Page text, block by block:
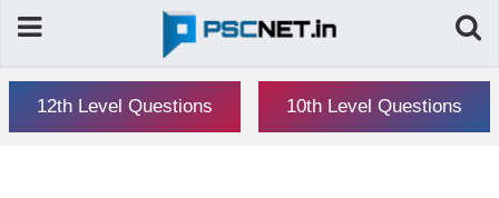
12th Level Questions 10th Level Questions